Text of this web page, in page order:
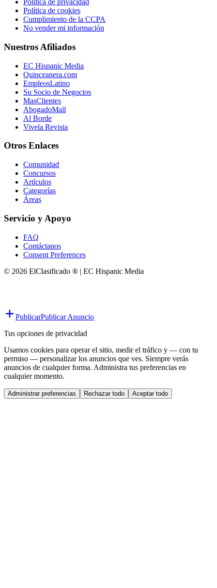
Política de privacidad
Política de cookies
Cumplimiento de la CCPA
No vender mi información
Nuestros Afiliados
EC Hispanic Media
Quinceanera.com
EmpleosLatino
Su Socio de Negocios
MasClientes
AbogadoMall
Al Borde
Vivela Revista
Otros Enlaces
Comunidad
Concursos
Artículos
Categorías
Áreas
Servicio y Apoyo
FAQ
Contáctanos
Consent Preferences
© 2026 ElClasificado ® | EC Hispanic Media
PublicarPublicar Anuncio
Tus opciones de privacidad
Usamos cookies para operar el sitio, medir el tráfico y — con tu
permiso — personalizar los anuncios que ves. Siempre verás
anuncios de cualquier forma. Administra tus preferencias en
cualquier momento.
Administrar preferencias Rechazar todo Aceptar todo